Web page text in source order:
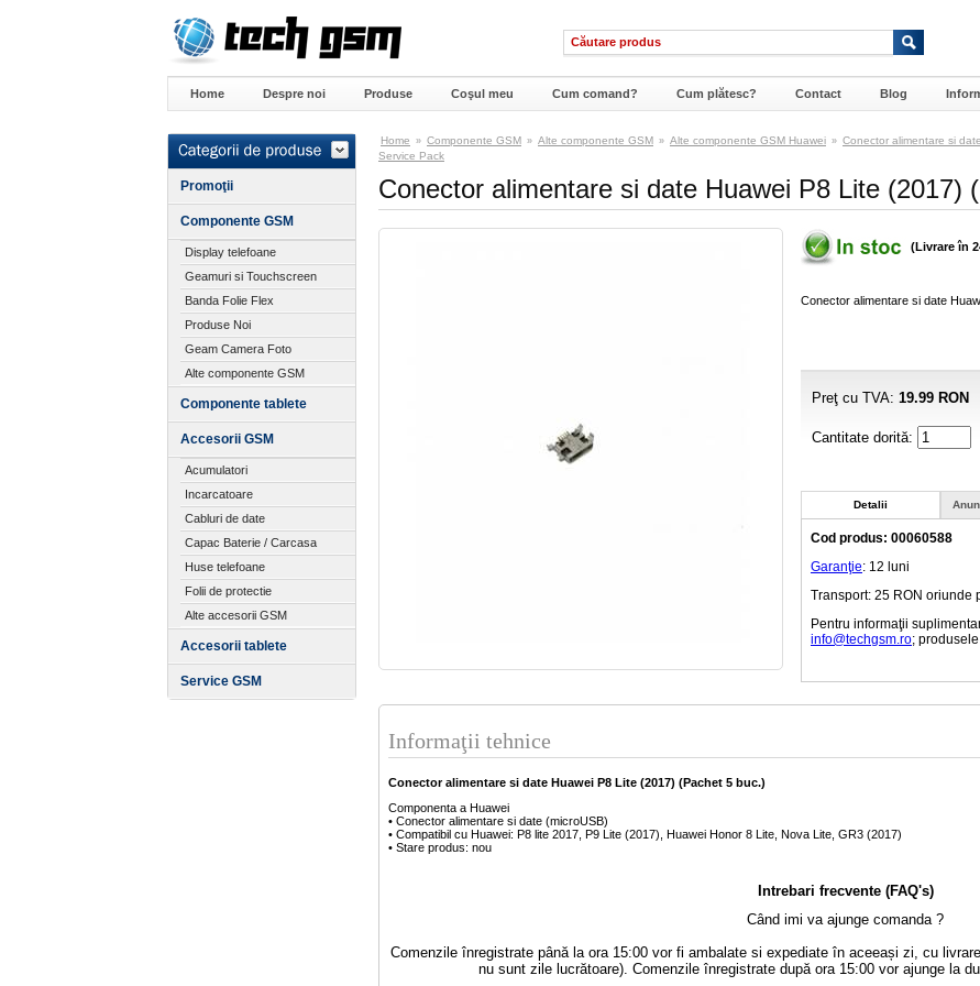
Home Despre noi Produse Coşul meu Cum comand? Cum plătesc? Contact Blog
Promoţii
Componente GSM
Display telefoane
Geamuri si Touchscreen
Banda Folie Flex
Produse Noi
Geam Camera Foto
Alte componente GSM
Componente tablete
Accesorii GSM
Acumulatori
Incarcatoare
Cabluri de date
Capac Baterie / Carcasa
Huse telefoane
Folii de protectie
Alte accesorii GSM
Accesorii tablete
Service GSM
Home » Componente GSM » Alte componente GSM » Alte componente GSM Huawei » Conector alimentare si
Service Pack
Conector alimentare si date Huawei P8 Lite (2017)
(Livrare în
Conector alimentare si date
Preţ cu TVA: 19.99 RON
Cantitate dorită:
Detalii
Cod produs: 00060588
Garanţie: 12 luni
Transport: 25 RON oriunde
Pentru informaţii
info@techgsm.ro;
Informaţii tehnice
Conector alimentare si date Huawei P8 Lite (2017) (Pachet 5 buc.)
Componenta a Huawei
• Conector alimentare si date (microUSB)
• Compatibil cu Huawei: P8 lite 2017, P9 Lite (2017), Huawei Honor 8 Lite, Nova Lite, GR3 (2017)
• Stare produs: nou
Intrebari frecvente (FAQ's)
Când imi va ajunge comanda ?
Comenzile înregistrate până la ora 15:00 vor fi ambalate si expediate în aceeași zi, cu
nu sunt zile lucrătoare). Comenzile înregistrate după ora 15:00 vor ajunge la